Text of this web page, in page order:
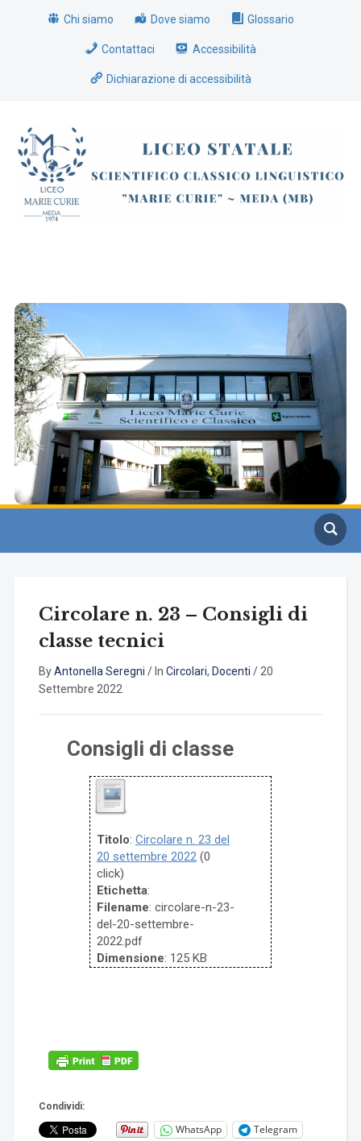
Chi siamo Dove siamo Glossario
Contattaci Accessibilità
Dichiarazione di accessibilità
Circolare n. 23 – Consigli di
classe tecnici
ByAntonella Seregni / In Circolari, Docenti / 20
Settembre 2022
Consigli di classe
Titolo: Circolare n. 23 del
20 settembre 2022(0
click)
Etichetta:
Filename: circolare-n-23-
del-20-settembre-
2022.pdf
Dimensione: 125 KB
Condividi:
WhatsApp Telegram